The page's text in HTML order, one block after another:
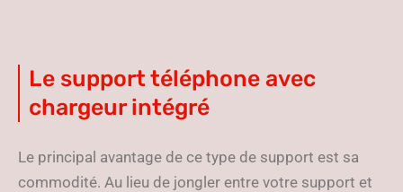
Le support téléphone avec
chargeur intégré
Le principal avantage de ce type de support est sa
commodité. Au lieu de jongler entre votre support et